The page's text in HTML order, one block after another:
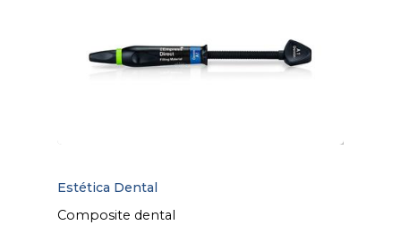
Estética Dental
Composite dental